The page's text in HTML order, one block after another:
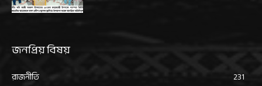
জনপ্রিয় বিষয়
রাজনীতি
231